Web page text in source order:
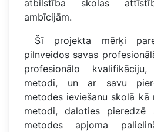
atbilstība skolas
ambīcijām.
Šī projekta mērķi
pilnveidos savas
profesionālo
metodi, un ar savu
metodes ieviešanu skolā kā
metodi, daloties pieredzē
metodes apjoma